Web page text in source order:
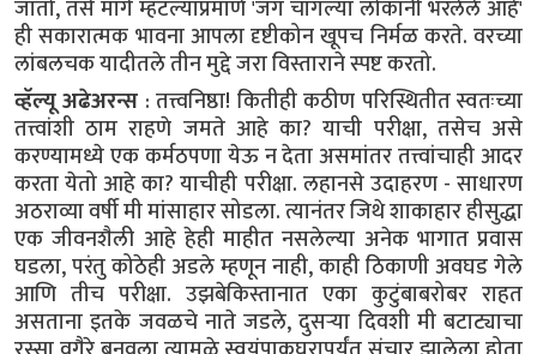
जातो, तसे मागे म्हटल्याप्रमाणे 'जग चांगल्या लोकांनी भरलेले आहे'
ही सकारात्मक भावना आपला दृष्टीकोन खूपच निर्मळ करते. वरच्या
लांबलचक यादीतले तीन मुद्दे जरा विस्ताराने स्पष्ट करतो.
व्हॅल्यू अढेअरन्स : तत्त्वनिष्ठा! कितीही कठीण परिस्थितीत स्वतःच्या
तत्त्वांशी ठाम राहणे जमते आहे का? याची परीक्षा, तसेच असे
करण्यामध्ये एक कर्मठपणा येऊ न देता असमांतर तत्त्वांचाही आदर
करता येतो आहे का? याचीही परीक्षा. लहानसे उदाहरण - साधारण
अठराव्या वर्षी मी मांसाहार सोडला. त्यानंतर जिथे शाकाहार हीसुद्धा
एक जीवनशैली आहे हेही माहीत नसलेल्या अनेक भागात प्रवास
घडला, परंतु कोठेही अडले म्हणून नाही, काही ठिकाणी अवघड गेले
आणि तीच परीक्षा. उझबेकिस्तानात एका कुटुंबाबरोबर राहत
असताना इतके जवळचे नाते जडले, दुसऱ्या दिवशी मी बटाट्याचा